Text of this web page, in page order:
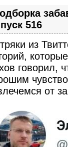
516
из
говорил,
от